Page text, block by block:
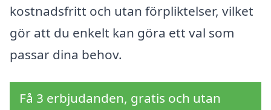
kostnadsfritt och utan förpliktelser, vilket
gör att du enkelt kan göra ett val som
passar dina behov.
Få 3 erbjudanden, gratis och utan